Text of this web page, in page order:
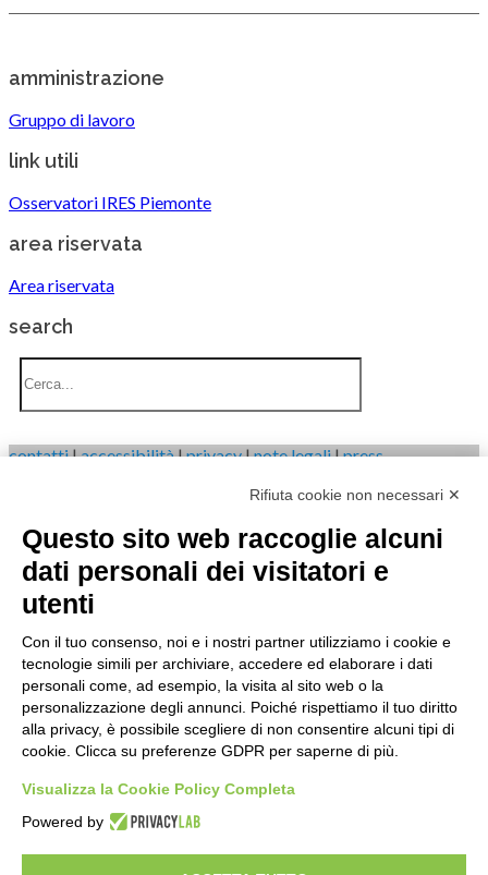
amministrazione
Gruppo di lavoro
link utili
Osservatori IRES Piemonte
area riservata
Area riservata
search
contatti|accessibilità|privacy|note legali|press
IRES Piemonte - Istituto di Ricerche Economico Sociali del
Via Nizza 18, 10125 Torino - C.F.80084650011 P.Iva
© 2020
Search
Home
Rifiuta cookie non necessari ✕
Questo sito web raccoglie alcuni
dati personali dei visitatori e
utenti
Con il tuo consenso, noi e i nostri partner utilizziamo i cookie e
tecnologie simili per archiviare, accedere ed elaborare i dati
personali come, ad esempio, la visita al sito web o la
personalizzazione degli annunci. Poiché rispettiamo il tuo diritto
alla privacy, è possibile scegliere di non consentire alcuni tipi di
cookie. Clicca su preferenze GDPR per saperne di più.
Visualizza la Cookie Policy Completa
Powered by